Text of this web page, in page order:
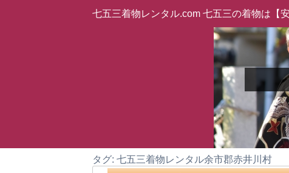
七五三着物レンタル.com 七五三の着物は【
タグ: 七五三着物レンタル余市郡赤井川村